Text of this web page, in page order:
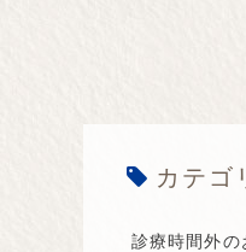
カテゴ
診療時間外の